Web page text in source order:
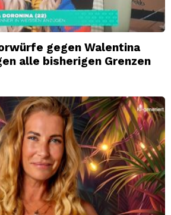
gegen Walentina
alle bisherigen Grenzen